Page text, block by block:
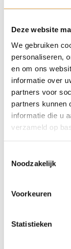
Deze website
We gebruiken
personaliseren,
en om ons
informatie over
partners voor
partners kunnen
informatie die u
verzameld op
Noodzakelijk
Voorkeuren
Statistieken
POLITOER
€17.12 - €
SCHELLAK